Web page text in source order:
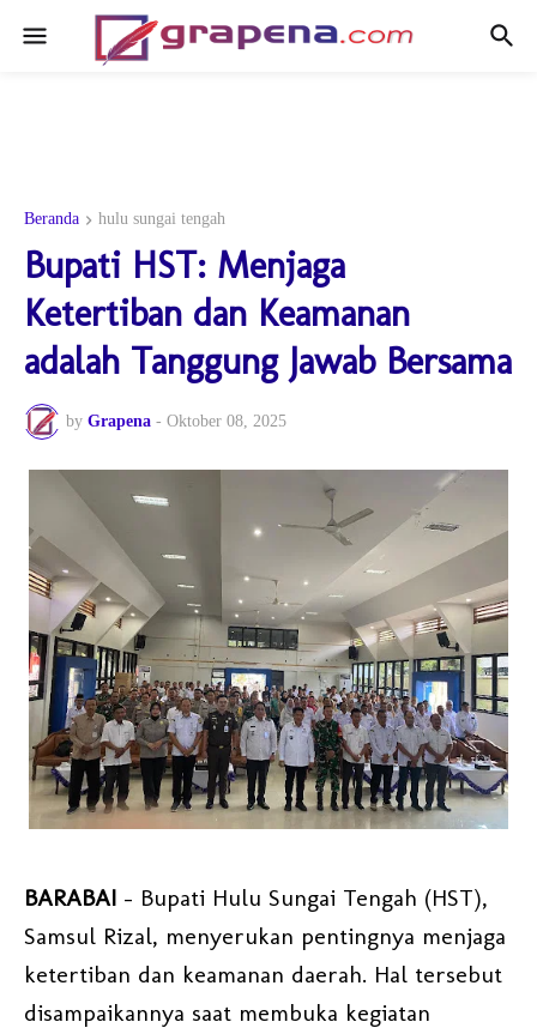
Beranda hulu sungai tengah
Bupati HST: Menjaga
Ketertiban dan Keamanan
adalah Tanggung Jawab Bersama
by Grapena - Oktober 08, 2025
BARABAI - Bupati Hulu Sungai Tengah (HST),
Samsul Rizal, menyerukan pentingnya menjaga
ketertiban dan keamanan daerah. Hal tersebut
disampaikannya saat membuka kegiatan